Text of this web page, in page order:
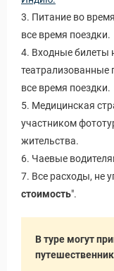
3. Питание во
все время поездки.
4. Входные билеты
театрализованные
все время поездки.
5. Медицинская
участником
жительства.
6. Чаевые
7. Все расходы, не
стоимость".
В туре могут